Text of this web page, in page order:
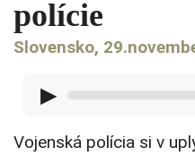
polície
Slovensko,
▶
Vojenská polícia si v